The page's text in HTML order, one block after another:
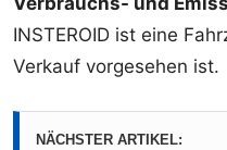
INSTEROID ist eine
Verkauf vorgesehen ist.
NÄCHSTER ARTIKEL: